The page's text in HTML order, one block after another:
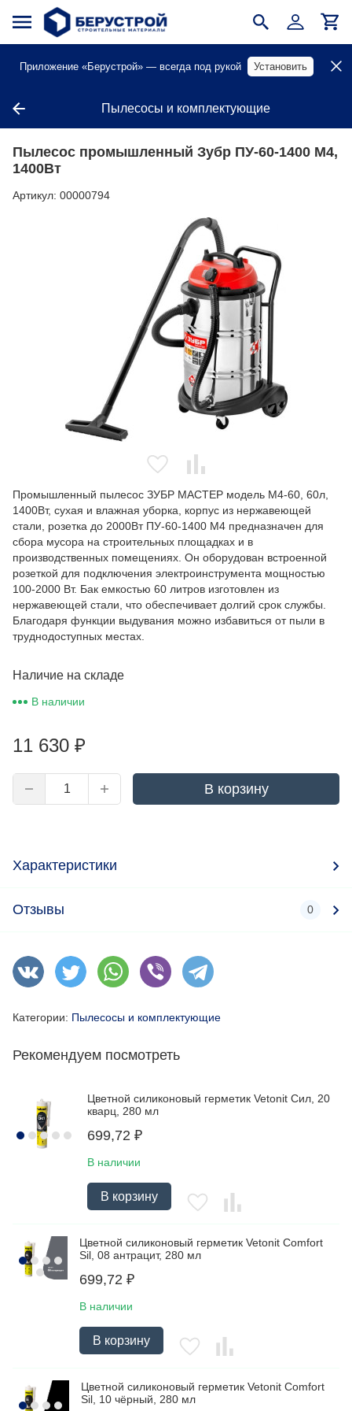
Приложение «Берустрой» — всегда под рукой Установить
Пылесосы и комплектующие
Пылесос промышленный Зубр ПУ-60-1400 М4,
1400Вт
Артикул: 00000794
Промышленный пылесос ЗУБР МАСТЕР модель М4-60, 60л,
1400Вт, сухая и влажная уборка, корпус из нержавеющей
стали, розетка до 2000Вт ПУ-60-1400 М4 предназначен для
сбора мусора на строительных площадках и в
производственных помещениях. Он оборудован встроенной
розеткой для подключения электроинструмента мощностью
100-2000 Вт. Бак емкостью 60 литров изготовлен из
нержавеющей стали, что обеспечивает долгий срок службы.
Благодаря функции выдувания можно избавиться от пыли в
труднодоступных местах.
Наличие на складе
В наличии
11 630 ₽
В корзину
Характеристики
Отзывы 0
Категории: Пылесосы и комплектующие
Рекомендуем посмотреть
Цветной силиконовый герметик Vetonit Сил, 20
кварц, 280 мл
699,72 ₽
В наличии
В корзину
Цветной силиконовый герметик Vetonit Comfort
Sil, 08 антрацит, 280 мл
699,72 ₽
В наличии
В корзину
Цветной силиконовый герметик Vetonit Comfort
Sil, 10 чёрный, 280 мл